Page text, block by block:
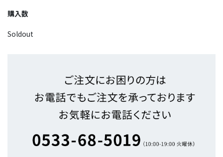
購入数
Soldout